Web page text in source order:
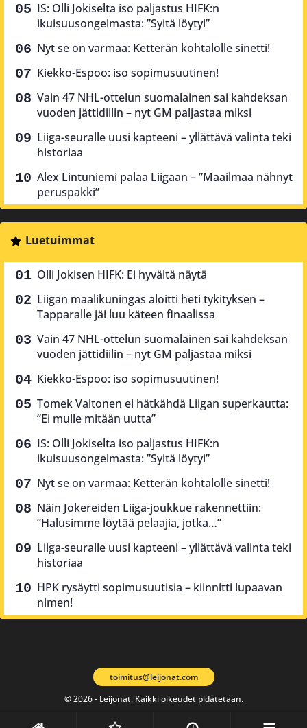
IS: Olli Jokiselta iso paljastus HIFK:n
ikuisuusongelmasta: ”Syitä löytyi”
Nyt se on varmaa: Ketterän kohtalolle sinetti!
Kiekko-Espoo: iso sopimusuutinen!
Vain 47 NHL-ottelun suomalainen sai kahdeksan
vuoden jättidiilin – nyt GM paljastaa miksi
Liiga-seuralle uusi kapteeni – yllättävä valinta teki
historiaa
Alex Lintuniemi palaa Liigaan – ”Maailmaa nähnyt
peruspakki”
Luetuimmat
Olli Jokisen HIFK: Ei hyvältä näytä
Liigan maalikuningas aloitti heti tykityksen –
Tapparalle jäi luu käteen finaalissa
Vain 47 NHL-ottelun suomalainen sai kahdeksan
vuoden jättidiilin – nyt GM paljastaa miksi
Kiekko-Espoo: iso sopimusuutinen!
Tomek Valtonen ei hätkähdä Liigan superkautta:
”Ei mulle mitään uutta”
IS: Olli Jokiselta iso paljastus HIFK:n
ikuisuusongelmasta: ”Syitä löytyi”
Nyt se on varmaa: Ketterän kohtalolle sinetti!
Näin Jokereiden Liiga-joukkue rakennettiin:
”Halusimme löytää pelaajia, jotka…”
Liiga-seuralle uusi kapteeni – yllättävä valinta teki
historiaa
HPK rysäytti sopimusuutisia – kiinnitti lupaavan
nimen!
© 2026 - Leijonat. Kaikki oikeudet pidätetään.
toimitus@leijonat.com